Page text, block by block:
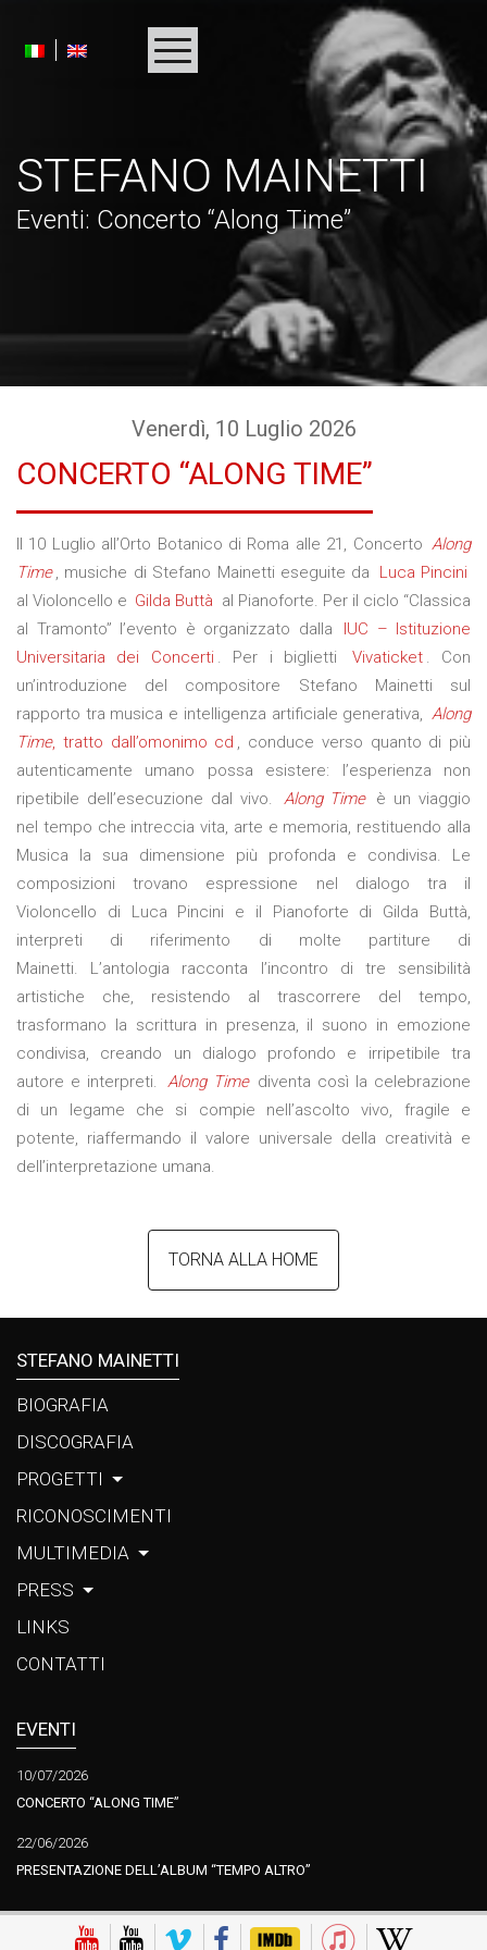
BIOGRAFIA
DISCOGRAFIA
MULTIMEDIA
CONTATTI
STEFANO MAINETTI
Eventi: Concerto “Along Time”
Venerdì, 10 Luglio 2026
CONCERTO “ALONG TIME”
Il 10 Luglio all’Orto Botanico di Roma alle 21, Concerto Along
Time , musiche di Stefano Mainetti eseguite da
Luca Pincini
al Violoncello e Gilda Buttà al Pianoforte. Per il ciclo “Classica
al Tramonto” l’evento è organizzato dalla
IUC – Istituzione
Universitaria dei Concerti . Per i biglietti Vivaticket . Con
un’introduzione del compositore Stefano Mainetti sul
rapporto tra musica e intelligenza artificiale generativa, Along
Time, tratto dall’omonimo cd , conduce verso quanto di più
autenticamente umano possa esistere: l’esperienza non
ripetibile dell’esecuzione dal vivo.
Along Time è un viaggio
nel tempo che intreccia vita, arte e memoria, restituendo alla
Musica la sua dimensione più profonda e condivisa. Le
composizioni trovano espressione nel dialogo tra il
Violoncello di Luca Pincini e il Pianoforte di Gilda Buttà,
interpreti di riferimento di molte partiture di
Mainetti. L’antologia racconta l’incontro di tre sensibilità
artistiche che, resistendo al trascorrere del tempo,
trasformano la scrittura in presenza, il suono in emozione
condivisa, creando un dialogo profondo e irripetibile tra
autore e interpreti.
Along Time diventa così la celebrazione
di un legame che si compie nell’ascolto vivo, fragile e
potente, riaffermando il valore universale della creatività e
dell’interpretazione umana.
TORNA ALLA HOME
STEFANO MAINETTI
BIOGRAFIA
DISCOGRAFIA
PROGETTI
RICONOSCIMENTI
MULTIMEDIA
PRESS
LINKS
CONTATTI
EVENTI
10/07/2026
CONCERTO “ALONG TIME”
22/06/2026
PRESENTAZIONE DELL’ALBUM “TEMPO ALTRO”